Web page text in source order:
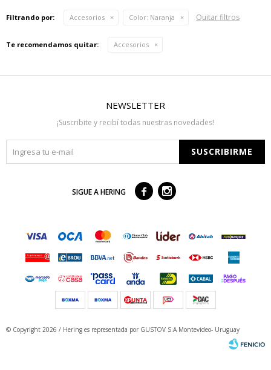
Filtrando por: Accesorios Color: Naranja Quitar filtros
Te recomendamos quitar: Accesorios
NEWSLETTER
¡Suscribite y recibí todas nuestras novedades!
SUSCRIBIRME
SIGUE A HERING  
© Copyright 2026 / Hering es representada por GUSTOV S.A Montevideo- Uruguay